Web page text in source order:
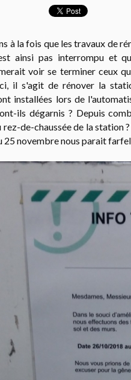
à la fois que les travaux de
ainsi pas interrompu et
voir se terminer ceux
il s'agit de rénover la
installées lors de
ils dégarnis ? Depuis
rez-de-chaussée de la station
25 novembre nous parait